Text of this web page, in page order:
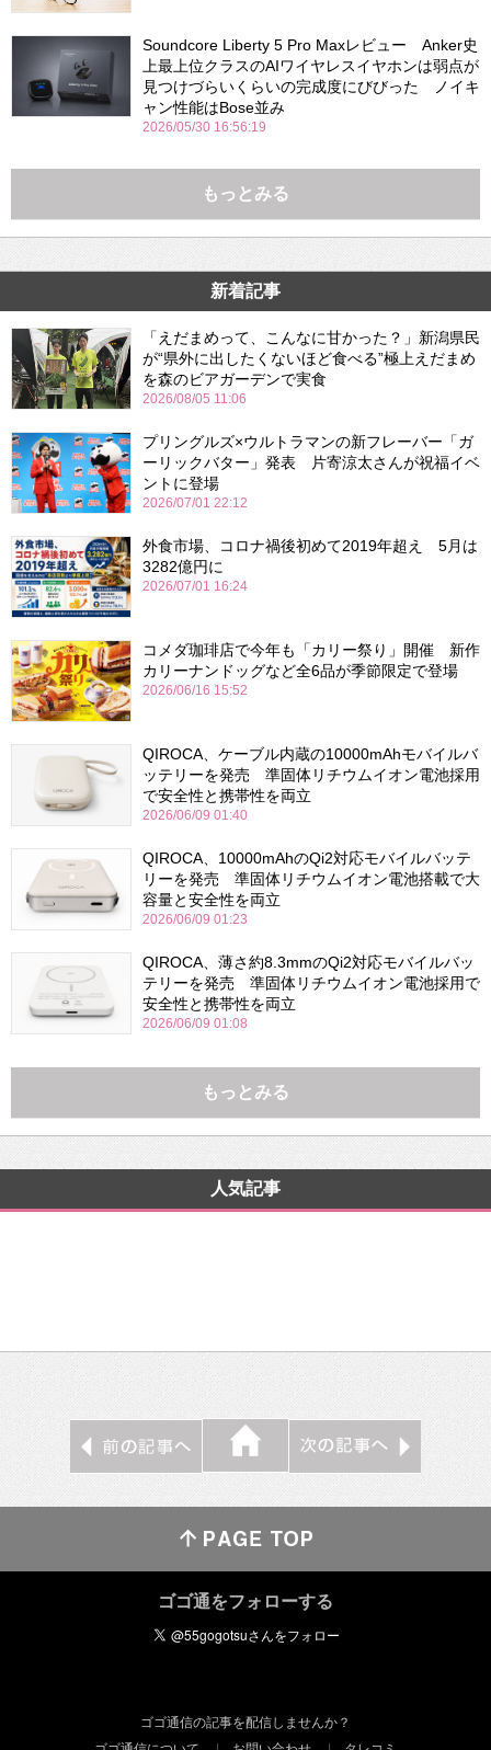
Soundcore Liberty 5 Pro Maxレビュー Anker史
上最上位クラスのAIワイヤレスイヤホンは弱点が
見つけづらいくらいの完成度にびびった ノイキ
ャン性能はBose並み
2026/05/30 16:56:19
もっとみる
新着記事
「えだまめって、こんなに甘かった？」新潟県民
が“県外に出したくないほど食べる”極上えだまめ
を森のビアガーデンで実食
2026/08/05 11:06
プリングルズ×ウルトラマンの新フレーバー「ガ
ーリックバター」発表 片寄涼太さんが祝福イベ
ントに登場
2026/07/01 22:12
外食市場、コロナ禍後初めて2019年超え 5月は
3282億円に
2026/07/01 16:24
コメダ珈琲店で今年も「カリー祭り」開催 新作
カリーナンドッグなど全6品が季節限定で登場
2026/06/16 15:52
QIROCA、ケーブル内蔵の10000mAhモバイルバ
ッテリーを発売 準固体リチウムイオン電池採用
で安全性と携帯性を両立
2026/06/09 01:40
QIROCA、10000mAhのQi2対応モバイルバッテ
リーを発売 準固体リチウムイオン電池搭載で大
容量と安全性を両立
2026/06/09 01:23
QIROCA、薄さ約8.3mmのQi2対応モバイルバッ
テリーを発売 準固体リチウムイオン電池採用で
安全性と携帯性を両立
2026/06/09 01:08
もっとみる
人気記事
ゴゴ通をフォローする
ゴゴ通信の記事を配信しませんか？